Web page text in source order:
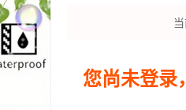
您尚未登录